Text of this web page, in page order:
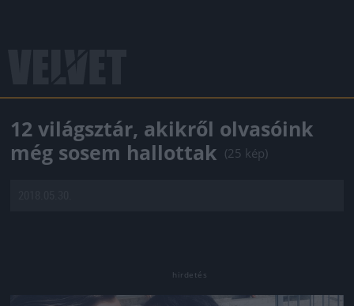
12 világsztár, akikről olvasóink
még sosem hallottak (25 kép)